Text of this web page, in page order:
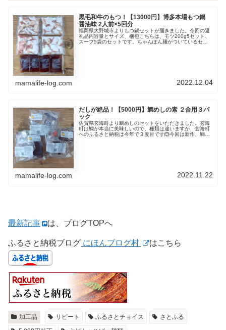
黒毛和牛のもつ！【13000円】博多本場もつ鍋
醤油味 2人前×5回分
福岡県大野城市よりもつ鍋セットが届きました。今回の返
礼品内容量とサイズ、梱包こちらは、モツ200g5セット、
スープ5袋のセットです。ちゃんぽん麺がついているセッ
mamalife-log.com 2022.12.04
だしが絶品！【5000円】鯛めしの素 ２合用３パ
ック
佐賀県玄海町より鯛めしのセットをいただきました。玄海
町は鯛が本当に美味しいので、種類は違いますが、玄海町
へのふるさと納税は今年で３度目です🙆今回は新作、鯛め
mamalife-log.com 2022.11.22
最新記事 は、ブログTOPへ
ふるさと納税ブログ にほんブログ村 はこちら
加工品 リピート ふるさとチョイス
さとふる